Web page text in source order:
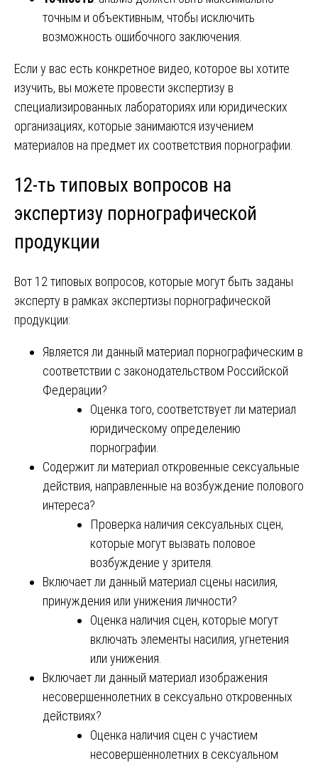
точным и объективным, чтобы исключить
возможность ошибочного заключения.
Если у вас есть конкретное видео, которое вы хотите
изучить, вы можете провести экспертизу в
специализированных лабораториях или юридических
организациях, которые занимаются изучением
материалов на предмет их соответствия порнографии.
12-ть типовых вопросов на
экспертизу порнографической
продукции
Вот 12 типовых вопросов, которые могут быть заданы
эксперту в рамках экспертизы порнографической
продукции:
Является ли данный материал порнографическим в
соответствии с законодательством Российской
Федерации?
Оценка того, соответствует ли материал
юридическому определению
порнографии.
Содержит ли материал откровенные сексуальные
действия, направленные на возбуждение полового
интереса?
Проверка наличия сексуальных сцен,
которые могут вызвать половое
возбуждение у зрителя.
Включает ли данный материал сцены насилия,
принуждения или унижения личности?
Оценка наличия сцен, которые могут
включать элементы насилия, угнетения
или унижения.
Включает ли данный материал изображения
несовершеннолетних в сексуально откровенных
действиях?
Оценка наличия сцен с участием
несовершеннолетних в сексуальном